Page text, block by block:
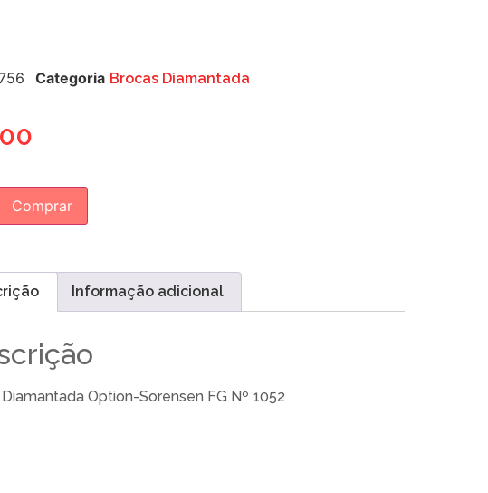
Categoria Brocas Diamantada
Comprar
Informação adicional
Option-Sorensen FG Nº 1052